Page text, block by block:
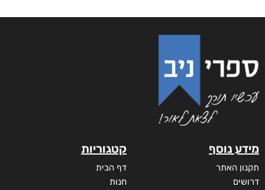
מידע נוסף
תקנון האתר
דרושים
קטגוריות
דף הבית
חנות